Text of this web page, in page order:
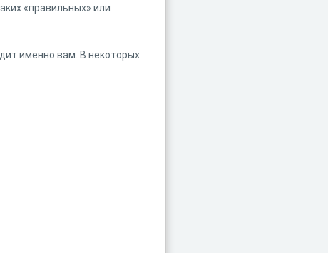
«правильных» или
именно вам. В некоторых